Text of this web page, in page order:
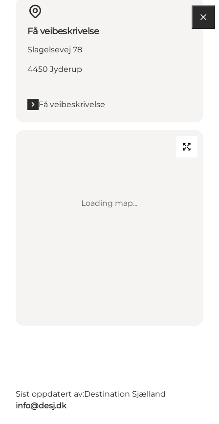
Få veibeskrivelse
Slagelsevej 78
4450 Jyderup
Få veibeskrivelse
Loading map...
Sist oppdatert av:Destination Sjælland
info@desj.dk